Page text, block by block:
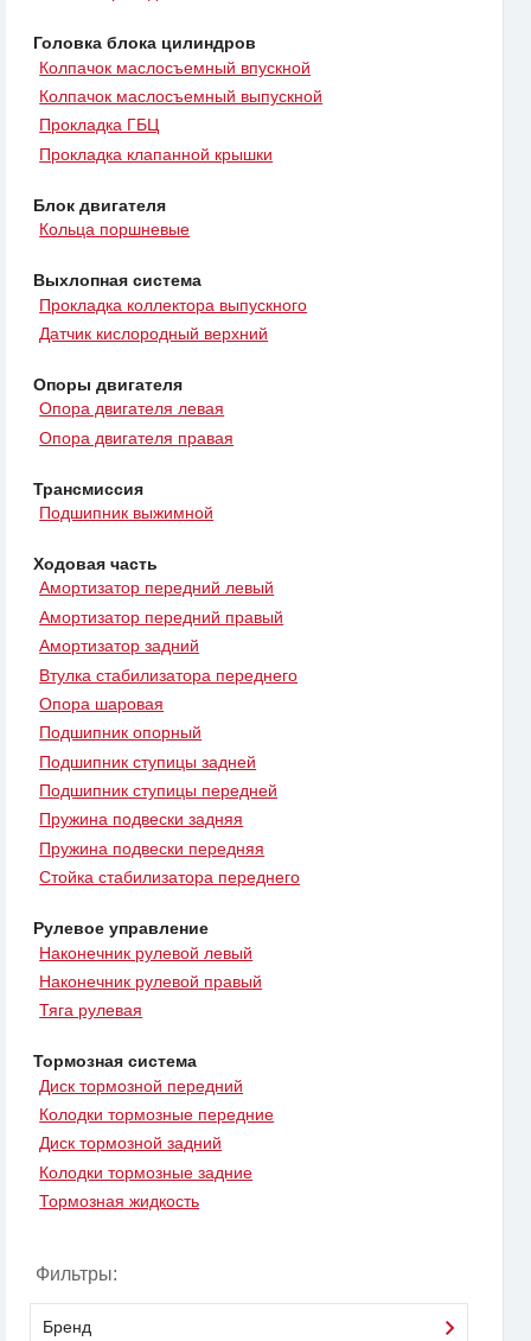
Головка блока цилиндров
Колпачок маслосъемный впускной
Колпачок маслосъемный выпускной
Прокладка ГБЦ
Прокладка клапанной крышки
Блок двигателя
Кольца поршневые
Выхлопная система
Прокладка коллектора выпускного
Датчик кислородный верхний
Опоры двигателя
Опора двигателя левая
Опора двигателя правая
Трансмиссия
Подшипник выжимной
Ходовая часть
Амортизатор передний левый
Амортизатор передний правый
Амортизатор задний
Втулка стабилизатора переднего
Опора шаровая
Подшипник опорный
Подшипник ступицы задней
Подшипник ступицы передней
Пружина подвески задняя
Пружина подвески передняя
Стойка стабилизатора переднего
Рулевое управление
Наконечник рулевой левый
Наконечник рулевой правый
Тяга рулевая
Тормозная система
Диск тормозной передний
Колодки тормозные передние
Диск тормозной задний
Колодки тормозные задние
Тормозная жидкость
Фильтры:
Бренд